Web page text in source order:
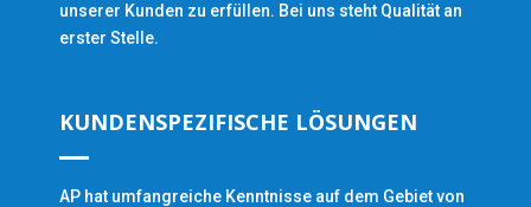
unserer Kunden zu erfüllen. Bei uns steht Qualität an
erster Stelle.
KUNDENSPEZIFISCHE LÖSUNGEN
AP hat umfangreiche Kenntnisse auf dem Gebiet von